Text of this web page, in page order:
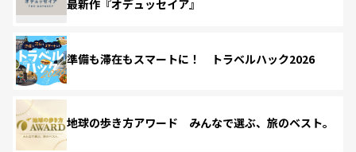
最新作『オデュッセイア』
準備も滞在もスマートに！ トラベルハック2026
地球の歩き方アワード みんなで選ぶ、旅のベスト。